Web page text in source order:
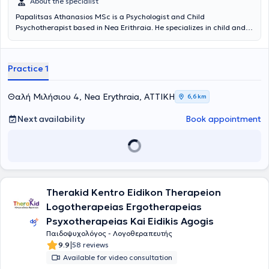
Papalitsas Athanasios MSc is a Psychologist and Child
Psychotherapist based in Nea Erithraia. He specializes in child and
psychoeducation programs. His office is a modern and welcoming
individual with the opportunity to freely express their thoughts,
emotions, and difficulties.
Practice 1
Θαλή Μιλήσιου 4, Nea Erythraia, ΑΤΤΙΚΗ 6,6 km
Next availability Book appointment
Therakid Kentro Eidikon Therapeion
Logotherapeias Ergotherapeias
Psyxotherapeias Kai Eidikis Agogis
Παιδοψυχολόγος - Λογοθεραπευτής
9.9|58 reviews
Available for video consultation